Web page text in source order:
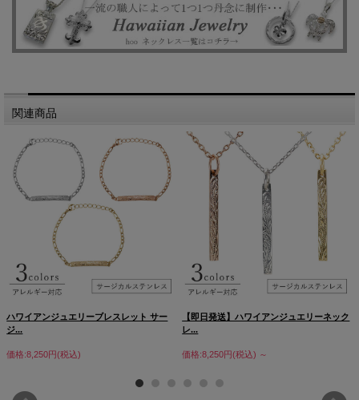
関連商品
ハワイアンジュエリーブレスレット サー
ジ...
価格:8,250円(税込)
【即日発送】ハワイアンジュエリーネック
レ...
価格:8,250円(税込) ～